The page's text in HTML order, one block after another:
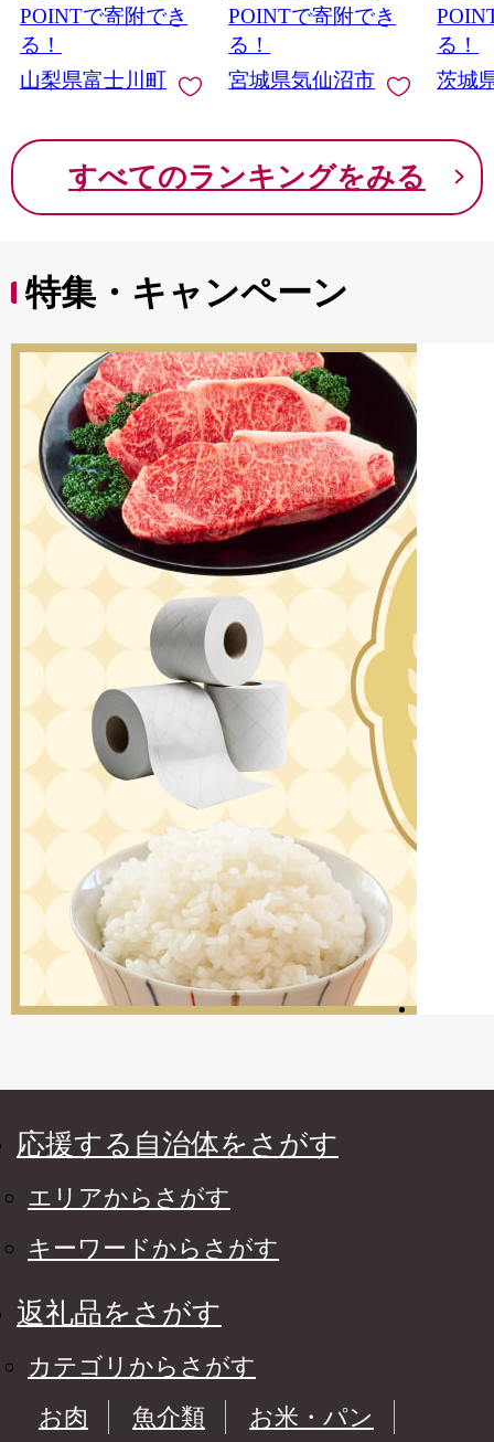
房） フルーツ 山梨県
産 果物 くだもの シャ
イン マスカット ぶど
う ブドウ 葡萄 大粒 種
9000円 九千円
POINTで寄附でき
る！
山梨県富士川町
当 支援 サーモン 銀鮭
切り身 魚 わけあり
POINTで寄附でき
る！
宮城県気仙沼市
茨城
と納
る！
茨城
すべてのランキングをみる
特集・キャンペーン
応援する自治体をさがす
エリアからさがす
キーワードからさがす
返礼品をさがす
カテゴリからさがす
お肉
魚介類
お米・パン